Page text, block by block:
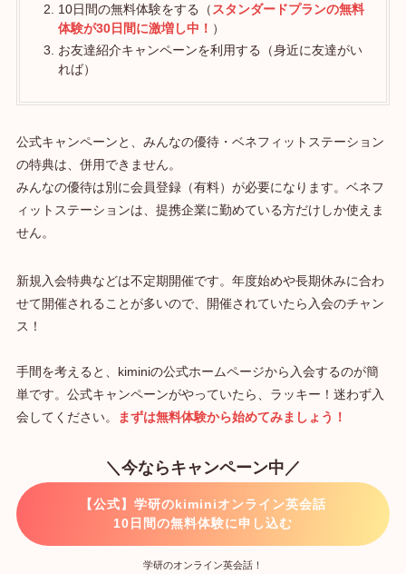
10日間の無料体験をする（ スタンダードプランの無料
体験が30日間に激増し中！ ）
お友達紹介キャンペーンを利用する（身近に友達がい
れば）
公式キャンペーンと、みんなの優待・ベネフィットステーション
の特典は、併用できません。
みんなの優待は別に会員登録（有料）が必要になります。ベネフ
ィットステーションは、提携企業に勤めている方だけしか使えま
せん。
新規入会特典などは不定期開催です。年度始めや長期休みに合わ
せて開催されることが多いので、開催されていたら入会のチャン
ス！
手間を考えると、kiminiの公式ホームページから入会するのが簡
単です。公式キャンペーンがやっていたら、ラッキー！迷わず入
会してください。
まずは無料体験から始めてみましょう！
＼今ならキャンペーン中／
【公式】学研のkiminiオンライン英会話
10日間の無料体験に申し込む
学研のオンライン英会話！